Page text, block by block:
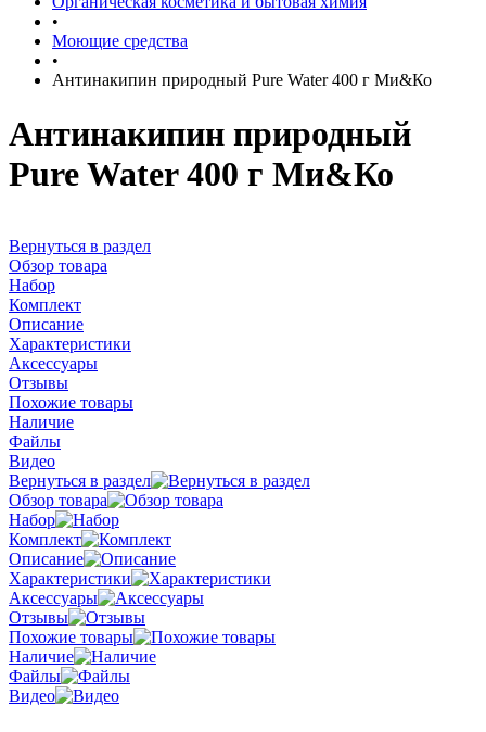
•
Моющие средства
•
Антинакипин природный Pure Water 400 г Ми&Ко
Антинакипин природный
Pure Water 400 г Ми&Ко
Вернуться в раздел
Обзор товара
Набор
Комплект
Описание
Характеристики
Аксессуары
Отзывы
Похожие товары
Наличие
Файлы
Видео
Вернуться в раздел
Обзор товара
Набор
Комплект
Описание
Характеристики
Аксессуары
Отзывы
Похожие товары
Наличие
Файлы
Видео